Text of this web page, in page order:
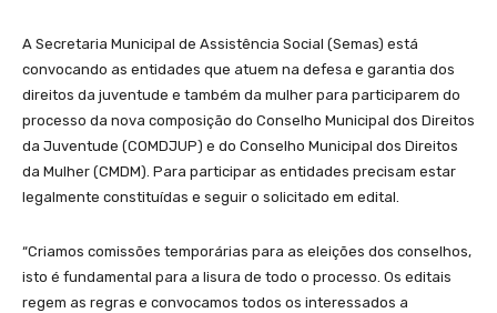
A Secretaria Municipal de Assistência Social (Semas) está
convocando as entidades que atuem na defesa e garantia dos
direitos da juventude e também da mulher para participarem do
processo da nova composição do Conselho Municipal dos Direitos
da Juventude (COMDJUP) e do Conselho Municipal dos Direitos
da Mulher (CMDM). Para participar as entidades precisam estar
legalmente constituídas e seguir o solicitado em edital.
“Criamos comissões temporárias para as eleições dos conselhos,
isto é fundamental para a lisura de todo o processo. Os editais
regem as regras e convocamos todos os interessados a